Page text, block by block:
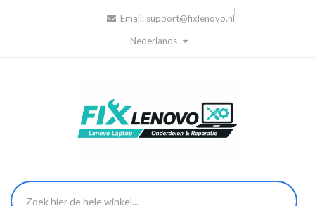
Email: support@fixlenovo.nl
Nederlands